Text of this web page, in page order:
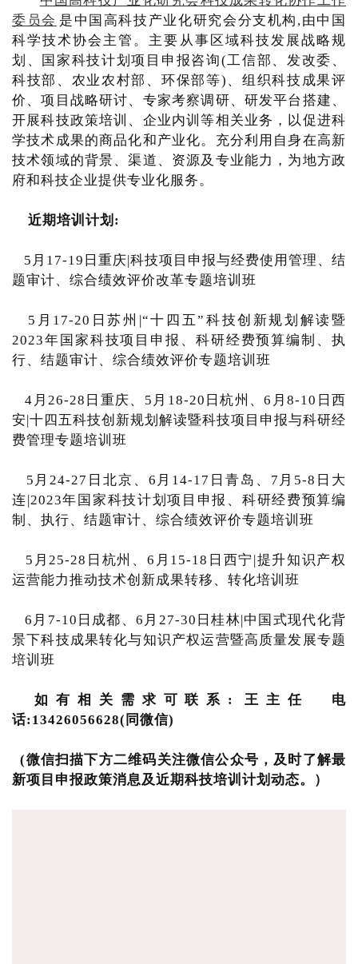
委员会 是中国高科技产业化研究会分支机构,由中国
科学技术协会主管。主要从事区域科技发展战略规
划、国家科技计划项目申报咨询(工信部、发改委、
科技部、农业农村部、环保部等)、组织科技成果评
价、项目战略研讨、专家考察调研、研发平台搭建、
开展科技政策培训、企业内训等相关业务，以促进科
学技术成果的商品化和产业化。充分利用自身在高新
技术领域的背景、渠道、资源及专业能力，为地方政
府和科技企业提供专业化服务。
近期培训计划:
5月17-19日重庆|科技项目申报与经费使用管理、结
题审计、综合绩效评价改革专题培训班
5月17-20日苏州|“十四五”科技创新规划解读暨
2023年国家科技项目申报、科研经费预算编制、执
行、结题审计、综合绩效评价专题培训班
4月26-28日重庆、5月18-20日杭州、6月8-10日西
安|十四五科技创新规划解读暨科技项目申报与科研经
费管理专题培训班
5月24-27日北京、6月14-17日青岛、7月5-8日大
连|2023年国家科技计划项目申报、科研经费预算编
制、执行、结题审计、综合绩效评价专题培训班
5月25-28日杭州、6月15-18日西宁|提升知识产权
运营能力推动技术创新成果转移、转化培训班
6月7-10日成都、6月27-30日桂林|中国式现代化背
景下科技成果转化与知识产权运营暨高质量发展专题
培训班
如有相关需求可联系: 王主任 电
话:13426056628(同微信)
(微信扫描下方二维码关注微信公众号，及时了解最
新项目申报政策消息及近期科技培训计划动态。）